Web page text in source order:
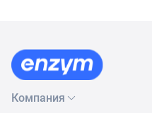
Компания